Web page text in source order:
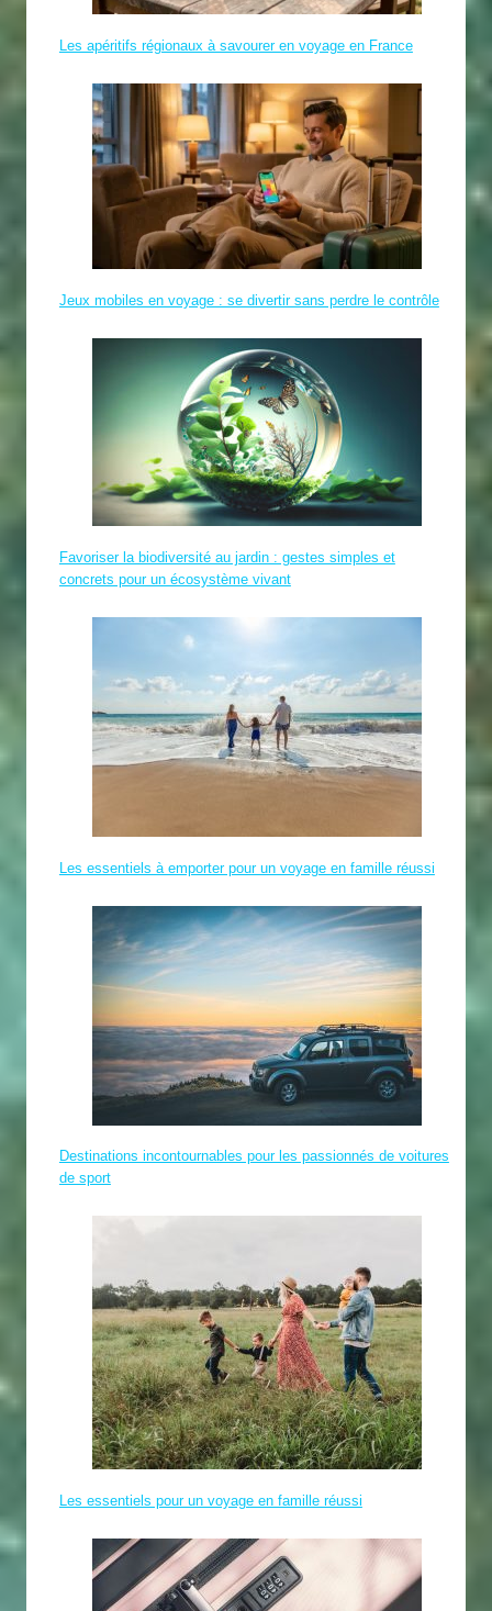
Les apéritifs régionaux à savourer en voyage en France
Jeux mobiles en voyage : se divertir sans perdre le contrôle
Favoriser la biodiversité au jardin : gestes simples et
concrets pour un écosystème vivant
Les essentiels à emporter pour un voyage en famille réussi
Destinations incontournables pour les passionnés de voitures
de sport
Les essentiels pour un voyage en famille réussi